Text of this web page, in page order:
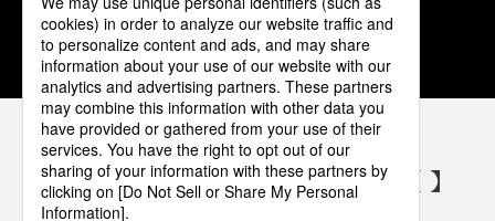
1 2 3 4 5
パナソニックの電気設備 SNSアカウント